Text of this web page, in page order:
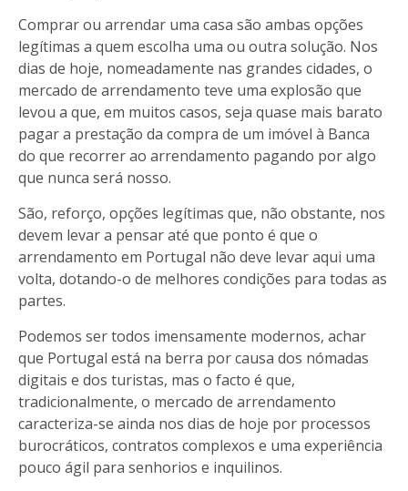
Comprar ou arrendar uma casa são ambas opções
legítimas a quem escolha uma ou outra solução. Nos
dias de hoje, nomeadamente nas grandes cidades, o
mercado de arrendamento teve uma explosão que
levou a que, em muitos casos, seja quase mais barato
pagar a prestação da compra de um imóvel à Banca
do que recorrer ao arrendamento pagando por algo
que nunca será nosso.
São, reforço, opções legítimas que, não obstante, nos
devem levar a pensar até que ponto é que o
arrendamento em Portugal não deve levar aqui uma
volta, dotando-o de melhores condições para todas as
partes.
Podemos ser todos imensamente modernos, achar
que Portugal está na berra por causa dos nómadas
digitais e dos turistas, mas o facto é que,
tradicionalmente, o mercado de arrendamento
caracteriza-se ainda nos dias de hoje por processos
burocráticos, contratos complexos e uma experiência
pouco ágil para senhorios e inquilinos.